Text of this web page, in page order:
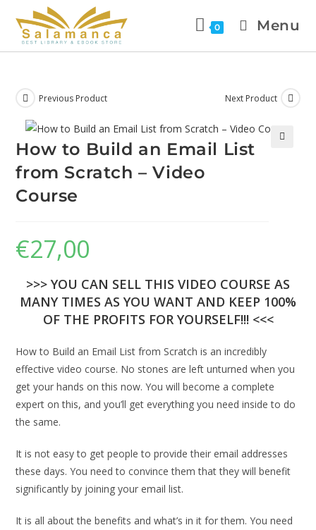
0 Menu
Previous Product Next Product
How to Build an Email List
from Scratch – Video
Course
€27,00
>>> YOU CAN SELL THIS VIDEO COURSE AS
MANY TIMES AS YOU WANT AND KEEP 100%
OF THE PROFITS FOR YOURSELF!!! <<<
How to Build an Email List from Scratch is an incredibly
effective video course. No stones are left unturned when you
get your hands on this now. You will become a complete
expert on this, and you’ll get everything you need inside to do
the same.
It is not easy to get people to provide their email addresses
these days. You need to convince them that they will benefit
significantly by joining your email list.
It is all about the benefits and what’s in it for them. You need